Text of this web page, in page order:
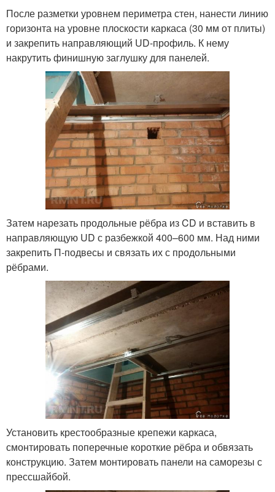
После разметки уровнем периметра стен, нанести линию
горизонта на уровне плоскости каркаса (30 мм от плиты)
и закрепить направляющий UD-профиль. К нему
накрутить финишную заглушку для панелей.
Затем нарезать продольные рёбра из CD и вставить в
направляющую UD с разбежкой 400–600 мм. Над ними
закрепить П-подвесы и связать их с продольными
рёбрами.
Установить крестообразные крепежи каркаса,
смонтировать поперечные короткие рёбра и обвязать
конструкцию. Затем монтировать панели на саморезы с
прессшайбой.